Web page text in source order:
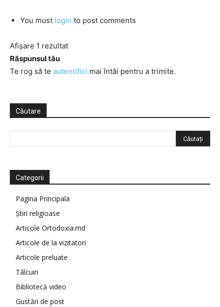
You must login to post comments
Afișare 1 rezultat
Răspunsul tău
Te rog să te autentifici mai întâi pentru a trimite.
Căutare
Categorii
Pagina Principala
Știri religioase
Articole Ortodoxia.md
Articole de la vizitatori
Articole preluate
Tâlcuiri
Bibliotecă video
Gustări de post